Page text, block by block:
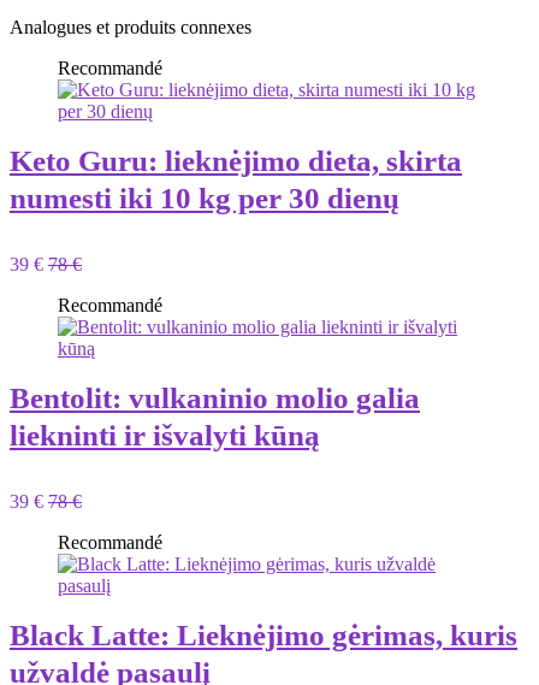
Analogues et produits connexes
Recommandé
Keto Guru: lieknėjimo dieta, skirta
numesti iki 10 kg per 30 dienų
39 € 78 €
Recommandé
Bentolit: vulkaninio molio galia
liekninti ir išvalyti kūną
39 € 78 €
Recommandé
Black Latte: Lieknėjimo gėrimas, kuris
užvaldė pasaulį